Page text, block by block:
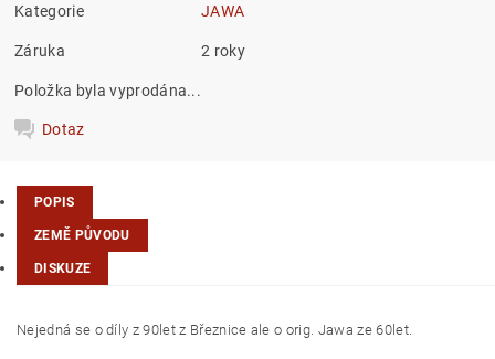
Kategorie JAWA
Záruka 2 roky
Položka byla vyprodána...
Dotaz
POPIS
ZEMĚ PŮVODU
DISKUZE
Nejedná se o díly z 90let z Březnice ale o orig. Jawa ze 60let.